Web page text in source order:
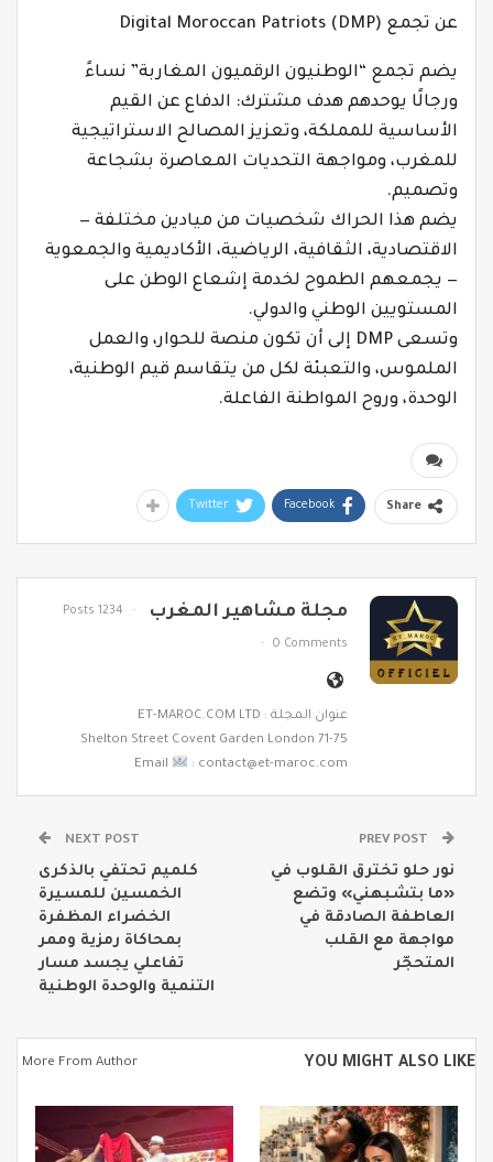
عن تجمع Digital Moroccan Patriots (DMP)
يضم تجمع “الوطنيون الرقميون المغاربة” نساءً
ورجالًا يوحدهم هدف مشترك: الدفاع عن القيم
الأساسية للمملكة، وتعزيز المصالح الاستراتيجية
للمغرب، ومواجهة التحديات المعاصرة بشجاعة
وتصميم.
يضم هذا الحراك شخصيات من ميادين مختلفة —
الاقتصادية، الثقافية، الرياضية، الأكاديمية والجمعوية
— يجمعهم الطموح لخدمة إشعاع الوطن على
المستويين الوطني والدولي.
وتسعى DMP إلى أن تكون منصة للحوار، والعمل
الملموس، والتعبئة لكل من يتقاسم قيم الوطنية،
الوحدة، وروح المواطنة الفاعلة.
Share
Facebook
Twitter
مجلة مشاهير المغرب 1234 Posts
0 Comments
عنوان المجلة : ET-MAROC.COM LTD
71-75 Shelton Street Covent Garden London
Email
: contact@et-maroc.com
نور حلو تخترق القلوب في
«ما بتشبهني» وتضع
العاطفة الصادقة في
مواجهة مع القلب
المتحجّر
NEXT POST
كلميم تحتفي بالذكرى
الخمسين للمسيرة
الخضراء المظفرة
بمحاكاة رمزية وممر
تفاعلي يجسد مسار
التنمية والوحدة الوطنية
YOU MIGHT ALSO LIKE
More From Author